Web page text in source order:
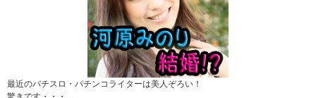
最近のパチスロ・パチンコライターは美人ぞろい！